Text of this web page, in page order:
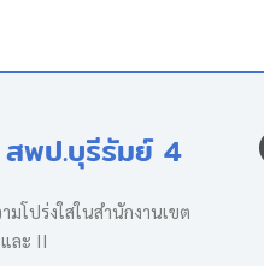
สพป.บุรีรัมย์ 4
มโปร่งใสในสำนักงานเขต
ละ II